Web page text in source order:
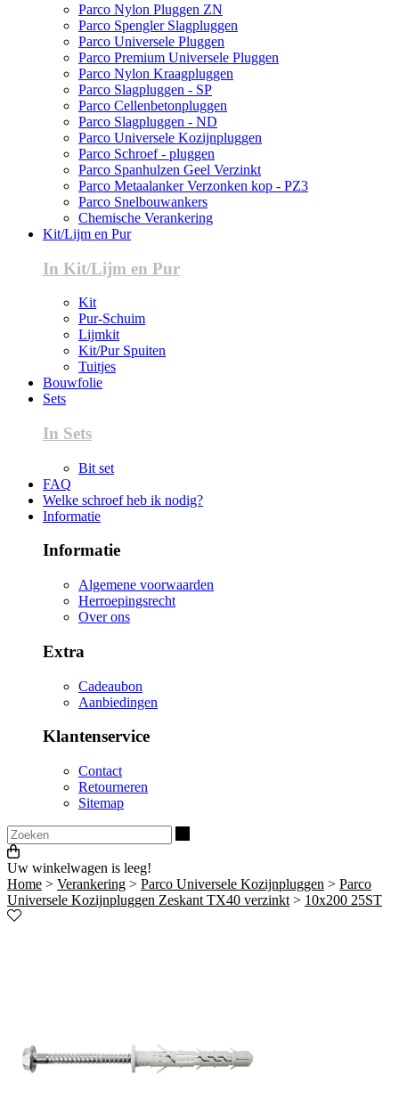
Parco Nylon Pluggen ZN
Parco Spengler Slagpluggen
Parco Universele Pluggen
Parco Premium Universele Pluggen
Parco Nylon Kraagpluggen
Parco Slagpluggen - SP
Parco Cellenbetonpluggen
Parco Slagpluggen - ND
Parco Universele Kozijnpluggen
Parco Schroef - pluggen
Parco Spanhulzen Geel Verzinkt
Parco Metaalanker Verzonken kop - PZ3
Parco Snelbouwankers
Chemische Verankering
Kit/Lijm en Pur
In Kit/Lijm en Pur
Kit
Pur-Schuim
Lijmkit
Kit/Pur Spuiten
Tuitjes
Bouwfolie
Sets
In Sets
Bit set
FAQ
Welke schroef heb ik nodig?
Informatie
Informatie
Algemene voorwaarden
Herroepingsrecht
Over ons
Extra
Cadeaubon
Aanbiedingen
Klantenservice
Contact
Retourneren
Sitemap
Uw winkelwagen is leeg!
Home > Verankering > Parco Universele Kozijnpluggen > Parco
Universele Kozijnpluggen Zeskant TX40 verzinkt > 10x200 25ST